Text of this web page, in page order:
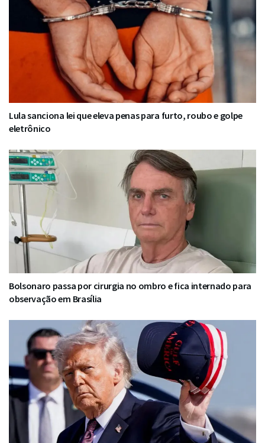
Lula sanciona lei que eleva penas para furto, roubo e golpe
eletrônico
Bolsonaro passa por cirurgia no ombro e fica internado para
observação em Brasília